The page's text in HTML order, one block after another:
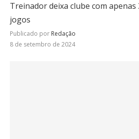
Treinador deixa clube com apenas
jogos
Publicado por Redação
8 de setembro de 2024